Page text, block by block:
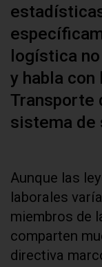
logística
y habla
Transporte
sistema de
Aunque las
laborales
miembros de
comparten
directiva